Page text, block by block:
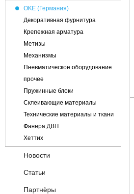
OKE (Германия)
Декоративная фурнитура
Крепежная арматура
Метизы
Механизмы
Пневматическое оборудование
прочее
Пружинные блоки
Склеивающие материалы
Технические материалы и ткани
Фанера ДВП
Хеттих
Новости
Статьи
Партнёры